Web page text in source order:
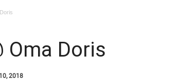
Oma Doris
2018